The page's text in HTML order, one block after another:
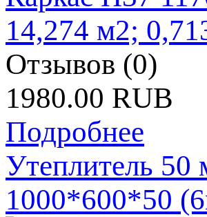
Отзывов (0)
1980.00 RUB
Подробнее
Утеплитель
1000*600*50